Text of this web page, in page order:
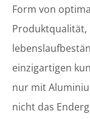
Form von
Produktqualität,
einzigartigen
nur mit
nicht das